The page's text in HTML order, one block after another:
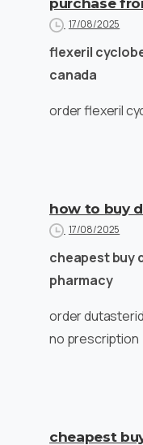
17/08/2025
flexeril
canada
order flexeril
how to buy
17/08/2025
cheapest buy
pharmacy
order
no prescription
cheapest